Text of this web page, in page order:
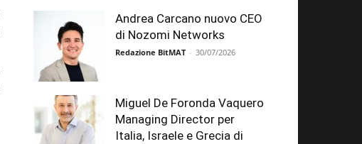
Andrea Carcano nuovo CEO
di Nozomi Networks
Redazione BitMAT - 30/07/2026
Miguel De Foronda Vaquero
Managing Director per
Italia, Israele e Grecia di